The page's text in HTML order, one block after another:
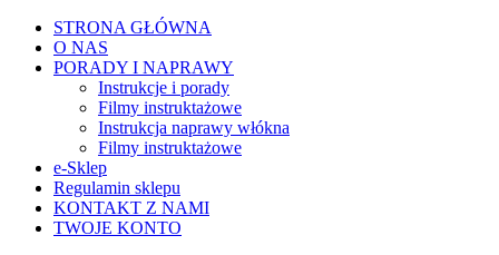
STRONA GŁÓWNA
O NAS
PORADY I NAPRAWY
Instrukcje i porady
Filmy instruktażowe
Instrukcja naprawy włókna
Filmy instruktażowe
e-Sklep
Regulamin sklepu
KONTAKT Z NAMI
TWOJE KONTO